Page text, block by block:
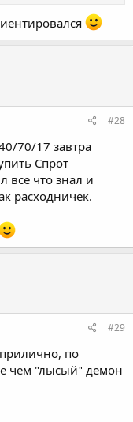
#28
70/17 завтра
Спрот
все что знал и
расходничек.
#29
прилично, по
чем "лысый" демон